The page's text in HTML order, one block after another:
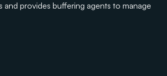
and provides buffering agents to manage